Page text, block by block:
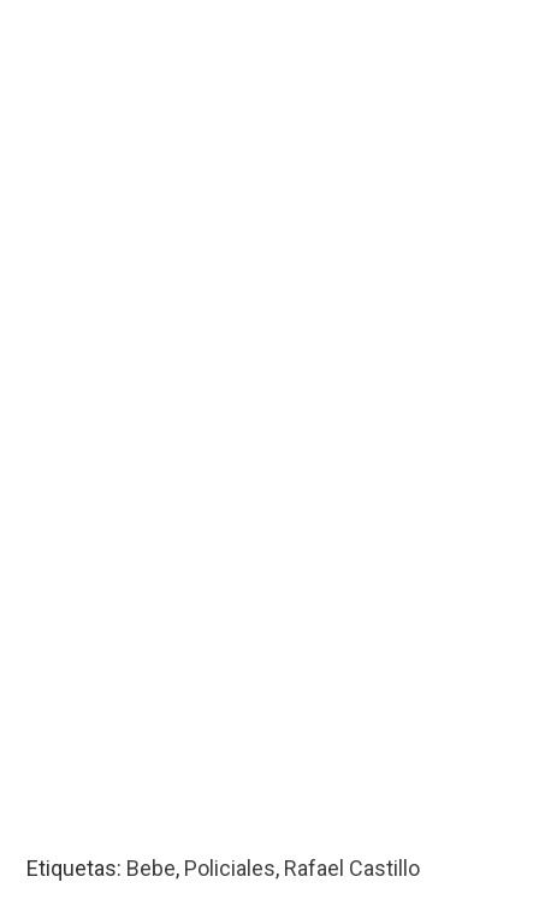
Etiquetas: Bebe, Policiales, Rafael Castillo